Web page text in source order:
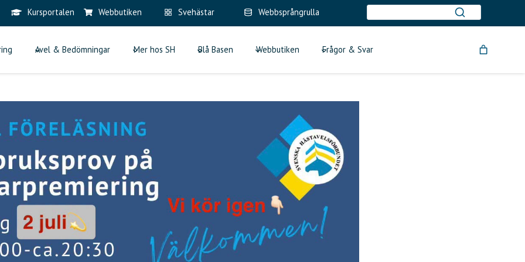
Kursportalen Webbutiken Svehästar Webbsprångrulla
Avel & Bedömningar Mer hos SH Blå Basen Webbutiken Frågor & Svar